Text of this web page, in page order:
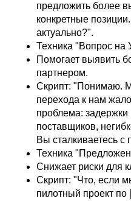
предложить более
конкретные
актуально?".
Техника "Вопрос на
Помогает выявить
партнером.
Скрипт: "Понимаю.
перехода к нам
проблема: задержки
поставщиков,
Вы сталкиваетесь
Техника
Снижает риски для
Скрипт: "Что, если
пилотный проект по